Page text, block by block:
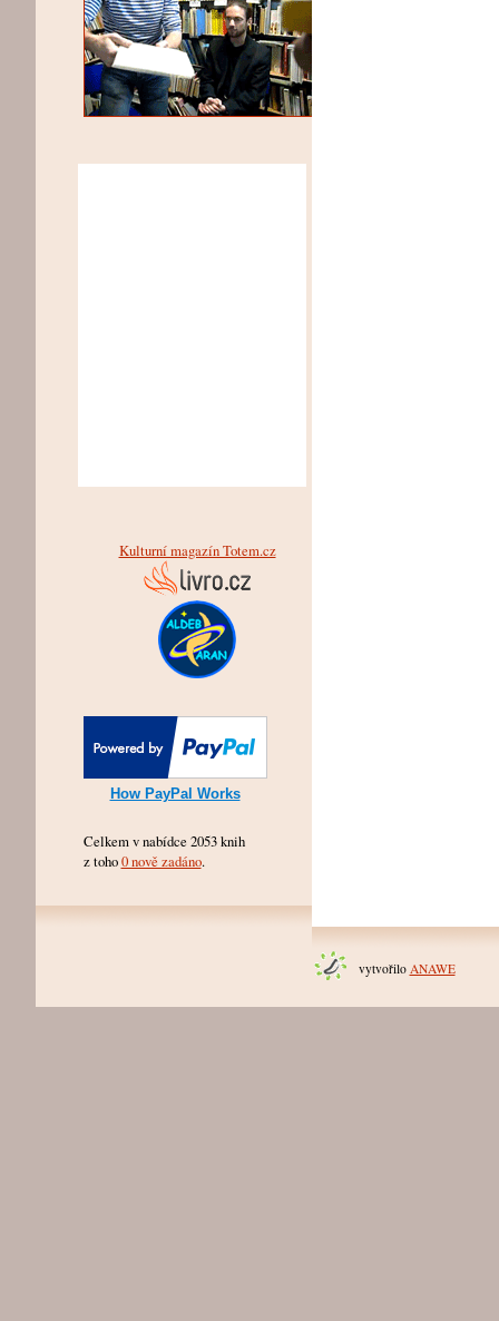
Kulturní magazín Totem.cz
How PayPal Works
Celkem v nabídce 2053 knih
z toho0 nově zadáno.
vytvořilo ANAWE